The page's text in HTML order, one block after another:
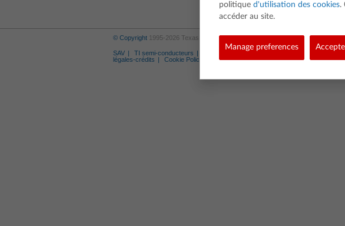
© Copyright 1995-2026 Texas Instruments Incorporated. Tous droits réservés.
SAV TI semi-conducteurs Marques déposées Politique de confidentialité
légales-crédits
Cookie Policy
politique d'utilisation des cookies.
accéder au site.
Manage preferences